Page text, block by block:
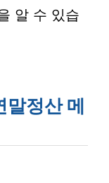
알 수 있습
말정산 메